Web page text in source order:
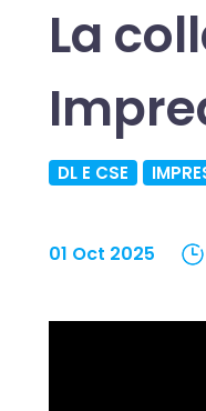
La
DL E CSE
01 Oct 2025